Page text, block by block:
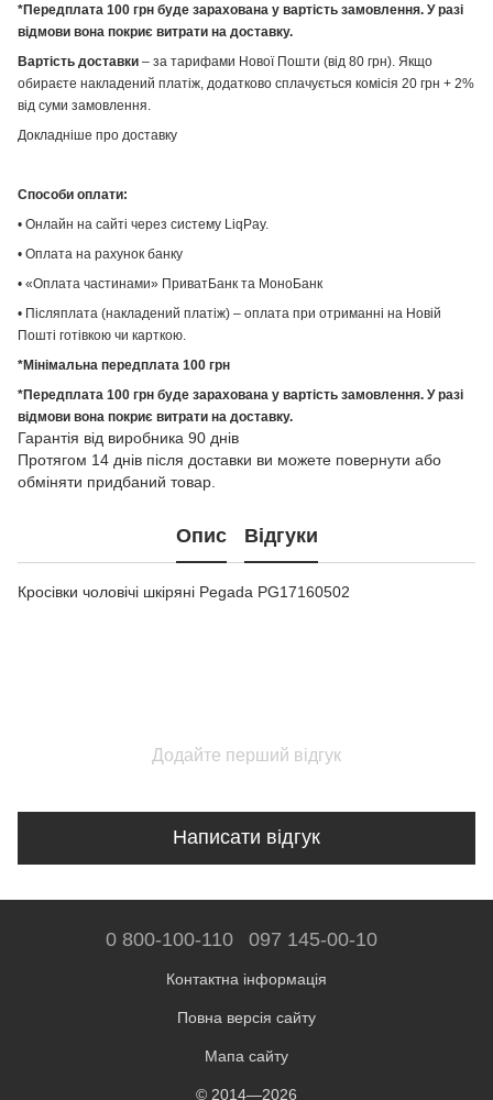
*Передплата 100 грн буде зарахована у вартість замовлення. У разі
відмови вона покриє витрати на доставку.
Вартість доставки – за тарифами Нової Пошти (від 80 грн). Якщо
обираєте накладений платіж, додатково сплачується комісія 20 грн + 2%
від суми замовлення.
Докладніше про доставку
Способи оплати:
• Онлайн на сайті через систему LiqPay.
• Оплата на рахунок банку
• «Оплата частинами» ПриватБанк та МоноБанк
• Післяплата (накладений платіж) – оплата при отриманні на Новій
Пошті готівкою чи карткою.
*Мінімальна передплата 100 грн
*Передплата 100 грн буде зарахована у вартість замовлення. У разі
відмови вона покриє витрати на доставку.
Гарантія від виробника 90 днів
Протягом 14 днів після доставки ви можете повернути або
обміняти придбаний товар.
Опис Відгуки
Кросівки чоловічі шкіряні Pegada PG17160502
Додайте перший відгук
Написати відгук
0 800-100-110 097 145-00-10
Контактна інформація
Повна версія сайту
Мапа сайту
© 2014—2026